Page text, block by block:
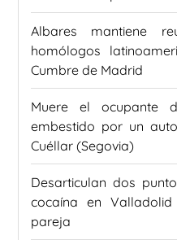
Albares mantiene
homólogos
Cumbre de Madrid
Muere el ocupante
embestido por un
Cuéllar (Segovia)
Desarticulan dos
cocaína en
pareja